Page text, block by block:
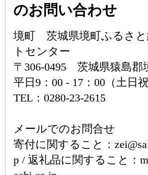
のお問い合わせ
境町 茨城県境町ふるさと
トセンター
〒306-0495 茨城県猿島郡
平日9：00 - 17：00（土日
TEL：0280-23-2615
メールでのお問合せ
寄付に関すること：
p / 返礼品に関すること：